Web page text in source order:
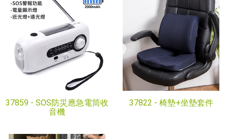
37859 - SOS防災應急電筒收
音機
37822 - 椅墊+坐墊套件